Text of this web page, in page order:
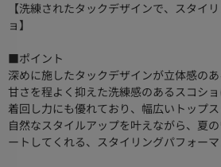
【洗練されたタックデザインで、スタイ
ョ】
■ポイント
深めに施したタックデザインが立体感のあ
甘さを程よく抑えた洗練感のあるスコショ
着回し力にも優れており、幅広いトップス
自然なスタイルアップを叶えながら、夏
ートしてくれる、スタイリングパフォーマ